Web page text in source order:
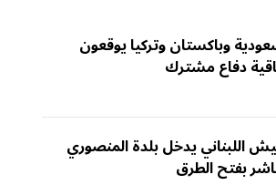
وباكستان وتركيا يوقعون
دفاع مشترك
اللبناني يدخل بلدة المنصوري
بفتح الطرق